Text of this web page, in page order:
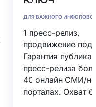
ДЛЯ ВАЖНОГО
1 пресс-релиз,
продвижение под
Гарантия
пресс-релиза
40 онлайн СМИ/
порталах. Охват